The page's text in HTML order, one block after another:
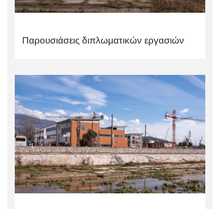
Παρουσιάσεις διπλωματικών εργασιών